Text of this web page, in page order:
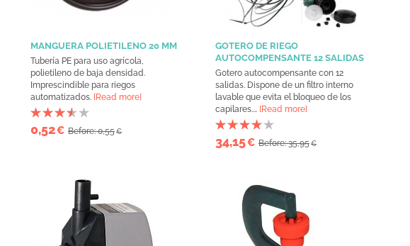
MANGUERA POLIETILENO 20 MM
Tubería PE para uso agrícola,
polietileno de baja densidad.
Imprescindible para riegos
automatizados. [Read more]
0,52€ Before: 0,55€
GOTERO DE RIEGO
AUTOCOMPENSANTE 12 SALIDAS
Gotero autocompensante con 12
salidas. Dispone de un filtro interno
lavable que evita el bloqueo de los
capilares.... [Read more]
34,15€ Before: 35,95€